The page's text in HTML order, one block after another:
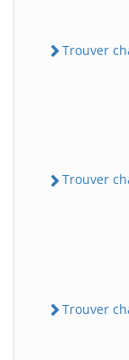
Trouver
Trouver
Trouver